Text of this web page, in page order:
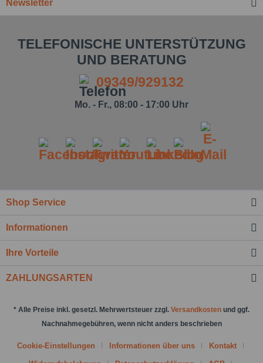
Felder mit * sind Pflichtfelder.
Nachricht senden
Newsletter
TELEFONISCHE UNTERSTÜTZUNG
UND BERATUNG
09349/929132
Mo. - Fr., 08:00 - 17:00 Uhr
Shop Service
Informationen
Ihre Vorteile
ZAHLUNGSARTEN
* Alle Preise inkl. gesetzl. Mehrwertsteuer zzgl. Versandkosten und ggf.
Nachnahmegebühren, wenn nicht anders beschrieben
Cookie-Einstellungen Informationen über uns Kontakt